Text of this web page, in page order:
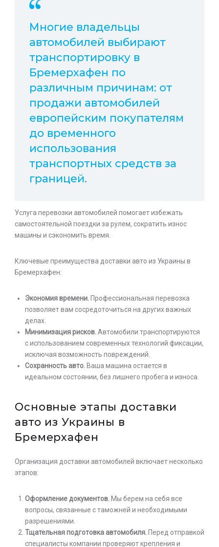
Многие владельцы
автомобилей выбирают
транспортировку в
Бремерхафен по
различным причинам: от
продажи автомобилей
европейским покупателям
до временного
использования
транспортных средств за
границей.
Услуга перевозки автомобилей помогает избежать
самостоятельной поездки за рулем, сократить износ
машины и сэкономить время.
Ключевые преимущества доставки авто из Украины в
Бремерхафен:
Экономия времени. Профессиональная перевозка
позволяет вам сосредоточиться на других важных
делах.
Минимизация рисков.Автомобили транспортируются
с использованием современных технологий фиксации,
исключая возможность повреждений.
Сохранность авто. Ваша машина остается в
идеальном состоянии, без лишнего пробега и износа.
Основные этапы доставки
авто из Украины в
Бремерхафен
Организация доставки автомобилей включает несколько
этапов:
Оформление документов. Мы берем на себя все
вопросы, связанные с таможней и необходимыми
разрешениями.
Тщательная подготовка автомобиля. Перед отправкой
специалисты компании проверяют крепления и